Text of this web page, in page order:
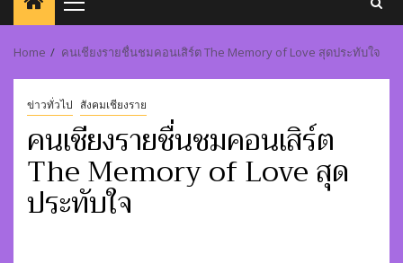
Primary
Home คนเชียงรายชื่นชมคอนเสิร์ต The Memory of Love สุดประทับใจ
ข่าวทั่วไป สังคมเชียงราย
คนเชียงรายชื่นชมคอนเสิร์ต
The Memory of Love สุด
ประทับใจ